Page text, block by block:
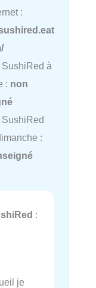
:
à
: non
:
:
je